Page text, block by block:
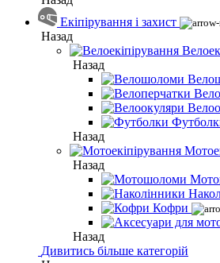
Екіпірування і захист
Назад
Назад
Назад
Назад
Кофри
Назад
Дивитись більше категорій